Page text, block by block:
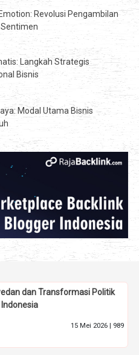
Revolusi Pengambilan
Langkah Strategis
Bisnis
Modal Utama Bisnis
dan Transformasi Politik
15 Mei 2026 | 989